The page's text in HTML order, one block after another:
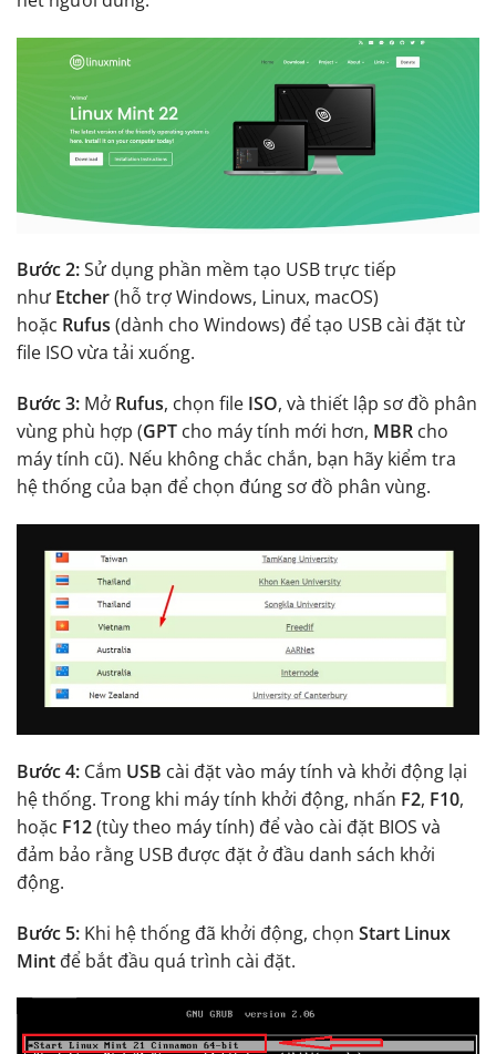
Bước 2:Sử dụng phần mềm tạo USB trực tiếp
như Etcher(hỗ trợ Windows, Linux, macOS)
hoặc Rufus (dành cho Windows) để tạo USB cài đặt từ
file ISO vừa tải xuống.
Bước 3: Mở Rufus, chọn file ISO, và thiết lập sơ đồ phân
vùng phù hợp (GPT cho máy tính mới hơn, MBR cho
máy tính cũ). Nếu không chắc chắn, bạn hãy kiểm tra
hệ thống của bạn để chọn đúng sơ đồ phân vùng.
Bước 4: Cắm USB cài đặt vào máy tính và khởi động lại
hệ thống. Trong khi máy tính khởi động, nhấn F2, F10,
hoặc F12(tùy theo máy tính) để vào cài đặt BIOS và
đảm bảo rằng USB được đặt ở đầu danh sách khởi
động.
Bước 5: Khi hệ thống đã khởi động, chọn Start Linux
Mint để bắt đầu quá trình cài đặt.